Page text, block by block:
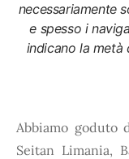
necessariamente
e spesso i
indicano la metà
Abbiamo goduto
Seitan Limania,